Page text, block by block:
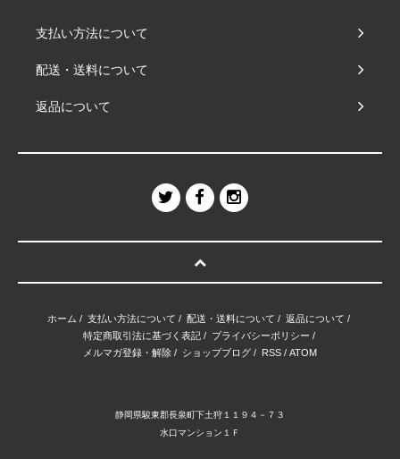
支払い方法について
配送・送料について
返品について
ホーム / 支払い方法について / 配送・送料について / 返品について /
特定商取引法に基づく表記/ プライバシーポリシー /
メルマガ登録・解除 / ショップブログ / RSS / ATOM
静岡県駿東郡長泉町下土狩１１９４－７３
水口マンション１Ｆ